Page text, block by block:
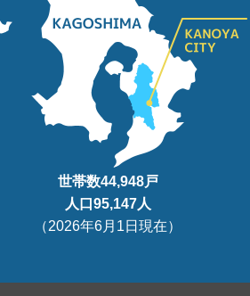
世帯数44,948戸
人口95,147人
（2026年6月1日現在）